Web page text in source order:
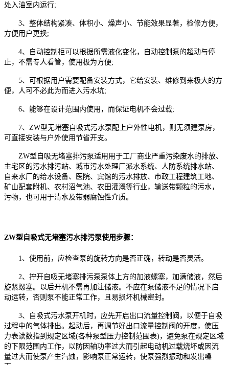
处入油室内运行;
3、整体结构紧凑、体积小、燥声小、节能效果显著，检修方便，
方便用户更换;
4、自动控制柜可以根据所需液化变化，自动控制泵的超动与停
止，不需专人看管，使用极为方便;
5、可根据用户需要配备安装方式，它给安装、维修到来极大的方
便，人可不必此为而进入污水坑;
6、能够在设计范围内使用，而保证电机不会过载;
7、ZW型无堵塞自吸式污水泵配上户外性电机，则无须建泵房，
可直接安装与户外使用节省开支。
ZW型自吸无堵塞排污泵适用用于工厂商业严重污染废水的排放、
主宅区的污水排污站、城市污水处理厂派水系统、人防系统排水站、
自来水厂的给水设备、医院、宾馆的污水排放、市政工程建筑工地、
矿山配套附机、农村沼气池、农田灌溉等行业，输送带颗粒的污水，
污物，也可用于清水及带弱腐蚀性介质。
ZW型自吸式无堵塞污水排污泵使用步骤：
1、使用前，应检查泵的旋转方向是否正确，转动是否灵活。
2、拧开自吸无堵塞排污泵泵体上方的加液螺塞，加满储液，然后
旋紧螺塞。以后开机不需再加注储液。不应在泵储液不足的情况下启
动运转，否则泵不能正常工作，且易损坏机械密封。
3、自吸式污水泵开机时，应先开启出口流量控制阀，以便于自吸
过程中的气体排出。起动后，再调节好出口流量控制阀的开度，使压
力表读数指到规定区域(各种泵型压力控制范围表)，避免泵在规定区域
的下限范围内工作，以防因轴功率过大而引起电动机过载烧坏或因流
量过大而使泵产生汽蚀，影响泵正常运转，使泵强烈振动和发出噪